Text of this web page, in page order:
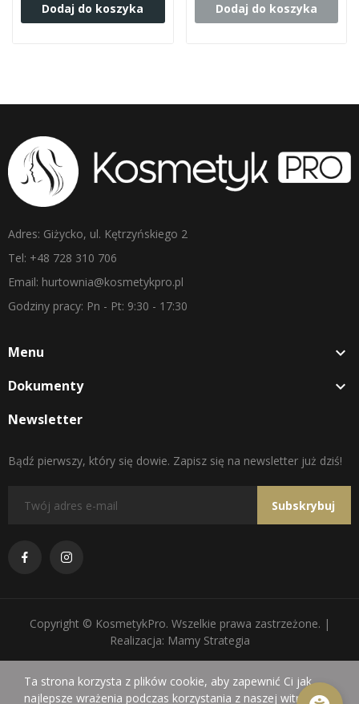
Dodaj do koszyka Dodaj do koszyka
Adres: Giżycko, ul. Kętrzyńskiego 2
Tel: +48 728 310 706
Email: hurtownia@kosmetykpro.pl
Godziny pracy: Pn - Pt: 9:30 - 17:30
Menu 
Dokumenty 
Newsletter
Bądź pierwszy, który się dowie. Zapisz się na newsletter już dziś!
Subskrybuj
Copyright © KosmetykPro. Wszelkie prawa zastrzeżone. |
Realizacja: Mamy Strategia
Ta strona korzysta z plików cookie, aby zapewnić Ci jak
najlepsze wrażenia podczas korzystania z naszej witryny.